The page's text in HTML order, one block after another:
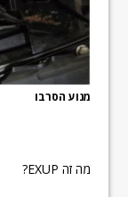
מנוע הסרבו
מה זה EXUP?